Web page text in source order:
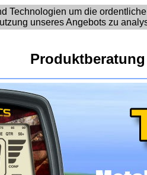
Technologien um die
unseres Angebots zu